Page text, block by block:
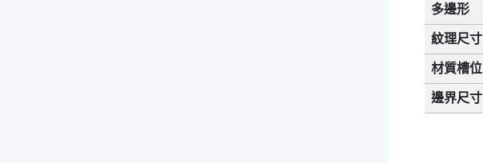
多邊形
紋理尺寸
材質槽位
邊界尺寸